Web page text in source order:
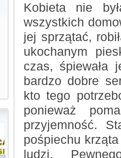
Kobieta nie
wszystkich
jej sprzątać,
ukochanym
czas, śpiewała
bardzo dobre
kto tego
ponieważ
przyjemność.
pośpiechu
ludzi.